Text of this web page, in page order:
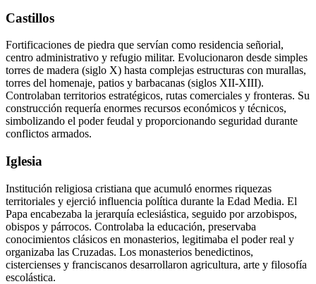
Castillos
Fortificaciones de piedra que servían como residencia señorial,
centro administrativo y refugio militar. Evolucionaron desde simples
torres de madera (siglo X) hasta complejas estructuras con murallas,
torres del homenaje, patios y barbacanas (siglos XII-XIII).
Controlaban territorios estratégicos, rutas comerciales y fronteras. Su
construcción requería enormes recursos económicos y técnicos,
simbolizando el poder feudal y proporcionando seguridad durante
conflictos armados.
Iglesia
Institución religiosa cristiana que acumuló enormes riquezas
territoriales y ejerció influencia política durante la Edad Media. El
Papa encabezaba la jerarquía eclesiástica, seguido por arzobispos,
obispos y párrocos. Controlaba la educación, preservaba
conocimientos clásicos en monasterios, legitimaba el poder real y
organizaba las Cruzadas. Los monasterios benedictinos,
cistercienses y franciscanos desarrollaron agricultura, arte y filosofía
escolástica.